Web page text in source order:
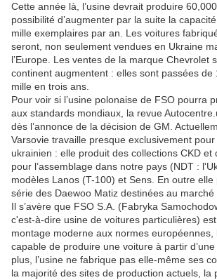
Cette année là, l’usine devrait produire
possibilité d’augmenter par la suite la
mille exemplaires par an. Les voitures
seront, non seulement vendues en Ukraine
l’Europe. Les ventes de la marque Chevrolet
continent augmentent : elles sont passées de
mille en trois ans.
Pour voir si l’usine polonaise de FSO pourra
aux standards mondiaux, la revue
dès l’annonce de la décision de GM.
Varsovie travaille presque exclusivement
ukrainien : elle produit des collections CKD et
pour l’assemblage dans notre pays (NDT :
modèles Lanos (T-100) et Sens. En outre
série des Daewoo Matiz destinées au marché
Il s’avère que FSO S.A. (Fabryka
c'est-à-dire usine de voitures particulières)
montage moderne aux normes européennes,
capable de produire une voiture à partir
plus, l’usine ne fabrique pas elle-même ses
la majorité des sites de production actuels, la